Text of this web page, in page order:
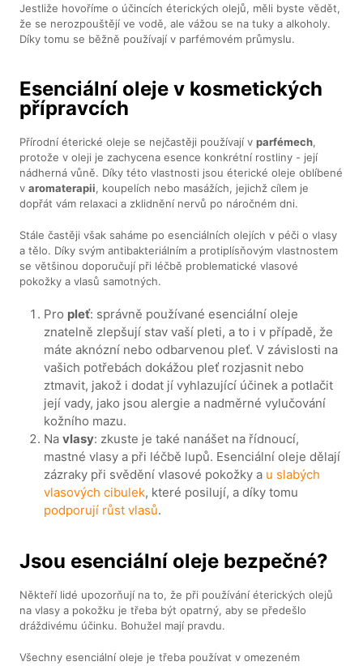
Jestliže hovoříme o účincích éterických olejů, měli byste vědět,
že se nerozpouštějí ve vodě, ale vážou se na tuky a alkoholy.
Díky tomu se běžně používají v parfémovém průmyslu.
Esenciální oleje v kosmetických
přípravcích
Přírodní éterické oleje se nejčastěji používají vparfémech,
protože v oleji je zachycena esence konkrétní rostliny - její
nádherná vůně. Díky této vlastnosti jsou éterické oleje oblíbené
varomaterapii, koupelích nebo masážích, jejichž cílem je
dopřát vám relaxaci a zklidnění nervů po náročném dni.
Stále častěji však saháme po esenciálních olejích v péči o vlasy
a tělo. Díky svým antibakteriálním a protiplísňovým vlastnostem
se většinou doporučují při léčbě problematické vlasové
pokožky a vlasů samotných.
Pro pleť: správně používané esenciální oleje
znatelně zlepšují stav vaší pleti, a to i v případě, že
máte aknózní nebo odbarvenou pleť. V závislosti na
vašich potřebách dokážou pleť rozjasnit nebo
ztmavit, jakož i dodat jí vyhlazující účinek a potlačit
její vady, jako jsou alergie a nadměrné vylučování
kožního mazu.
Navlasy: zkuste je také nanášet na řídnoucí,
mastné vlasy a při léčbě lupů. Esenciální oleje dělají
zázraky při svědění vlasové pokožky a u slabých
vlasových cibulek, které posilují, a díky tomu
podporují růst vlasů.
Jsou esenciální oleje bezpečné?
Někteří lidé upozorňují na to, že při používání éterických olejů
na vlasy a pokožku je třeba být opatrný, aby se předešlo
dráždivému účinku. Bohužel mají pravdu.
Všechny esenciální oleje je třeba používat v omezeném